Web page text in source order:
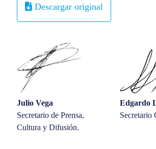
Descargar original
Julio Vega
Secretario de Prensa,
Cultura y Difusión.
Edgardo
Secretario